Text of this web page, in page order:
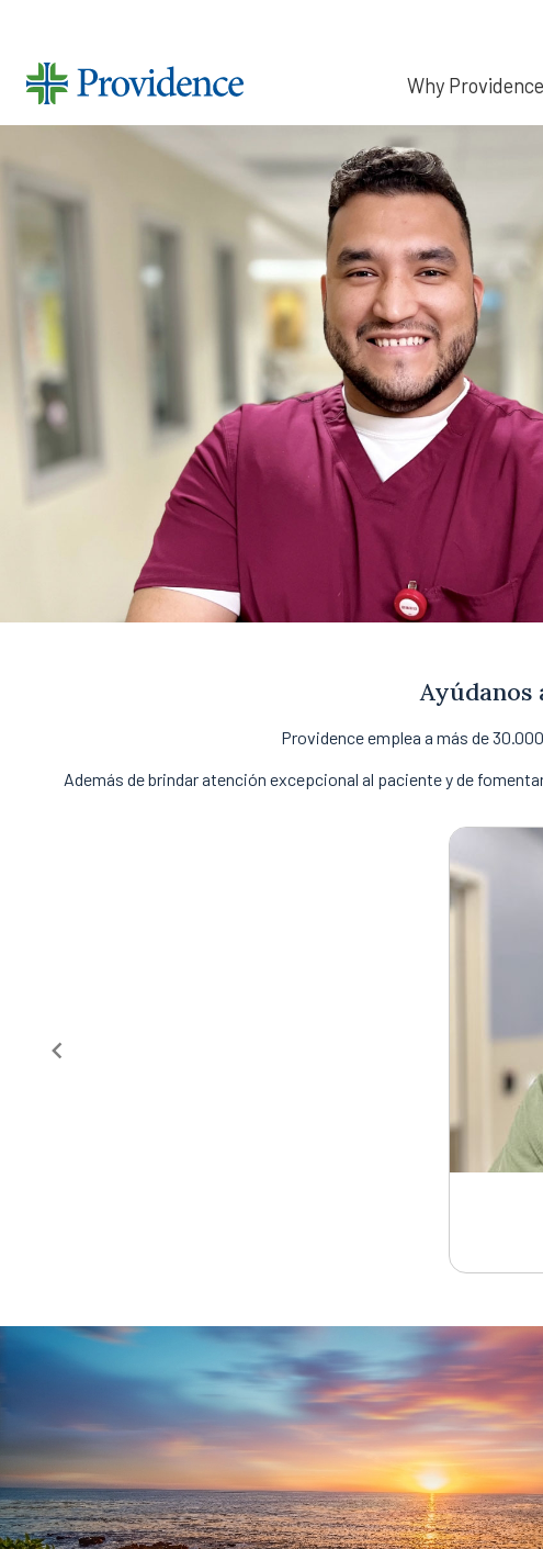
Why Providence
Ayúdanos
Providence emplea a más de
Además de brindar atención excepcional al paciente y de
1
of